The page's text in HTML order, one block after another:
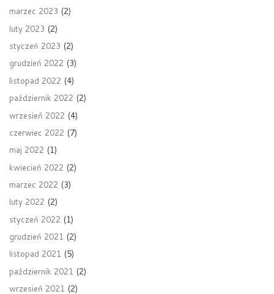
marzec 2023 (2)
luty 2023 (2)
styczeń 2023 (2)
grudzień 2022 (3)
listopad 2022 (4)
październik 2022 (2)
wrzesień 2022 (4)
czerwiec 2022 (7)
maj 2022 (1)
kwiecień 2022 (2)
marzec 2022 (3)
luty 2022 (2)
styczeń 2022 (1)
grudzień 2021 (2)
listopad 2021 (5)
październik 2021 (2)
wrzesień 2021 (2)